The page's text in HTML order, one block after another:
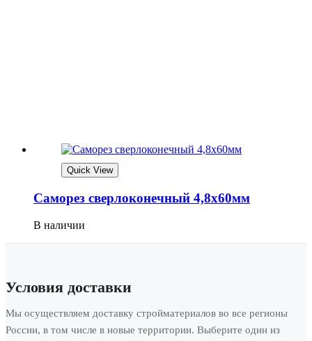
Quick View
Саморез сверлоконечный 4,8х60мм
В наличии
Условия доставки
Мы осуществляем доставку стройматериалов во все регионы
России, в том числе в новые территории. Выберите один из